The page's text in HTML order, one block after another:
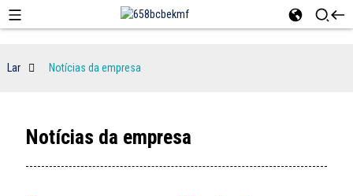
Lar Notícias da empresa
Notícias da empresa